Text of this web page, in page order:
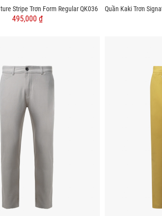
Stripe Trơn Form Regular QK036
495,000 ₫